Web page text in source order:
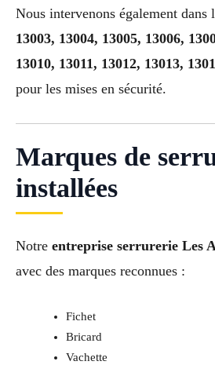
Nous intervenons également dans
13003, 13004, 13005, 13006,
13010, 13011, 13012, 13013,
pour les mises en sécurité.
Marques de
installées
Notre entreprise serrurerie Les
avec des marques reconnues :
Fichet
Bricard
Vachette